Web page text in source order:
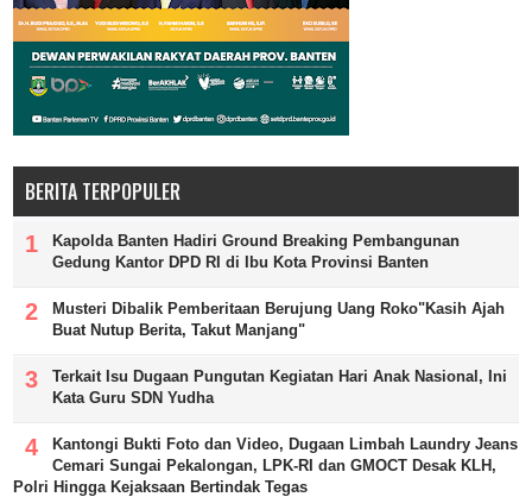
BERITA TERPOPULER
Kapolda Banten Hadiri Ground Breaking Pembangunan
Gedung Kantor DPD RI di Ibu Kota Provinsi Banten
Musteri Dibalik Pemberitaan Berujung Uang Roko"Kasih Ajah
Buat Nutup Berita, Takut Manjang"
Terkait Isu Dugaan Pungutan Kegiatan Hari Anak Nasional, Ini
Kata Guru SDN Yudha
Kantongi Bukti Foto dan Video, Dugaan Limbah Laundry Jeans
Cemari Sungai Pekalongan, LPK-RI dan GMOCT Desak KLH,
Polri Hingga Kejaksaan Bertindak Tegas